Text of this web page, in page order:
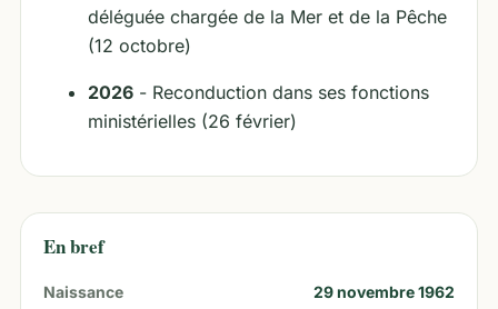
déléguée chargée de la Mer et de la Pêche
(12 octobre)
2026 - Reconduction dans ses fonctions
ministérielles (26 février)
En bref
Naissance 29 novembre 1962